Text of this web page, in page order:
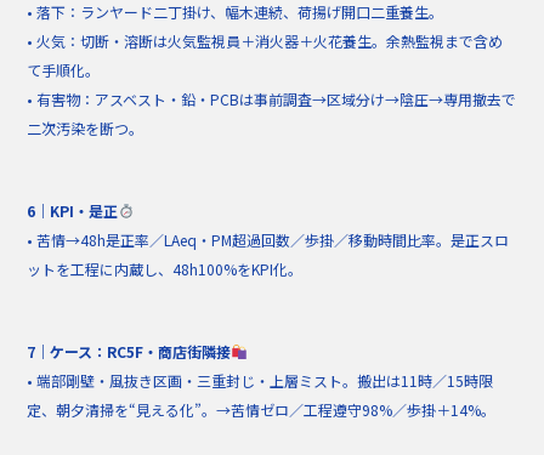
• 落下：ランヤード二丁掛け、幅木連続、荷揚げ開口二重養生。
• 火気：切断・溶断は火気監視員＋消火器＋火花養生。余熱監視まで含め
て手順化。
• 有害物：アスベスト・鉛・PCBは事前調査→区域分け→陰圧→専用撤去で
二次汚染を断つ。
6｜KPI・是正
• 苦情→48h是正率／LAeq・PM超過回数／歩掛／移動時間比率。是正スロ
ットを工程に内蔵し、48h100%をKPI化。
7｜ケース：RC5F・商店街隣接
• 端部剛壁・風抜き区画・三重封じ・上層ミスト。搬出は11時／15時限
定、朝夕清掃を“見える化”。→苦情ゼロ／工程遵守98%／歩掛＋14%。